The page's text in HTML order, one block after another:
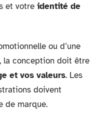
et votre identité de
ou d’une
la conception doit être
et vos valeurs. Les
doivent
de marque.